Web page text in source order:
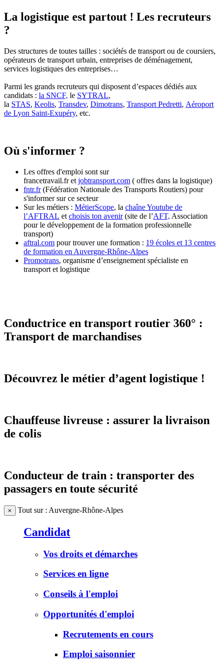
La logistique est partout ! Les recruteurs
?
Des structures de toutes tailles : sociétés de transport ou de coursiers,
opérateurs de transport urbain, entreprises de déménagement,
services logistiques des entreprises…
Parmi les grands recruteurs qui disposent d’espaces dédiés aux
candidats : la SNCF, le SYTRAL,
la STAS, Keolis, Transdev, Dimotrans, Transport Pedretti, Aéroport
de Lyon Saint-Exupéry, etc.
Où s'informer ?
Les offres d'emploi sont sur
francetravail.fr et jobtransport.com ( offres dans la logistique)
fntr.fr(Fédération Nationale des Transports Routiers) pour
s'informer sur ce secteur
Sur les métiers : MétierScope, la chaîne Youtube de
l’AFTRAL et choisis ton avenir(site de l’AFT, Association
pour le développement de la formation professionnelle
transport)
aftral.com pour trouver une formation : 19 écoles et 13 centres
de formation en Auvergne-Rhône-Alpes
Promotrans, organisme d’enseignement spécialiste en
transport et logistique
Conductrice en transport routier 360° :
Transport de marchandises
Découvrez le métier d’agent logistique !
Chauffeuse livreuse : assurer la livraison
de colis
Conducteur de train : transporter des
passagers en toute sécurité
× Tout sur : Auvergne-Rhône-Alpes
Candidat
Vos droits et démarches
Services en ligne
Conseils à l'emploi
Opportunités d'emploi
Recrutements en cours
Emploi saisonnier